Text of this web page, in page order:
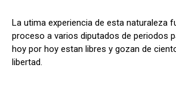
La utima experiencia de esta naturaleza
proceso a varios diputados de periodos
hoy por hoy estan libres y gozan de
libertad.